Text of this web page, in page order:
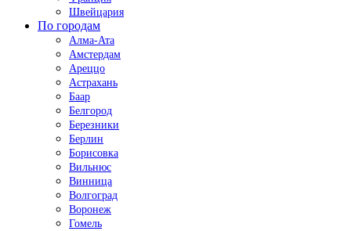
Швейцария
По городам
Алма-Ата
Амстердам
Ареццо
Астрахань
Баар
Белгород
Березники
Берлин
Борисовка
Вильнюс
Винница
Волгоград
Воронеж
Гомель